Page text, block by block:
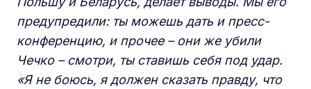
предупредили: ты можешь дать и пресс-
конференцию, и прочее – они же убили
Чечко – смотри, ты ставишь себя под удар.
«Я не боюсь, я должен сказать правду, что